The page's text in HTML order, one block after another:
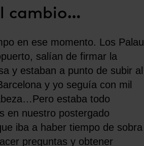
cambio…
en ese momento. Los Palau
salían de firmar la
y estaban a punto de subir al
y yo seguía con mil
estaba todo
en nuestro postergado
iba a haber tiempo de sobra
preguntas y obtener